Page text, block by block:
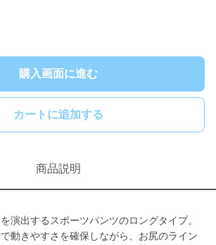
購入画面に進む
カートに追加する
商品説明
演出するスポーツパンツのロングタイプ。
動きやすさを確保しながら、お尻のライン